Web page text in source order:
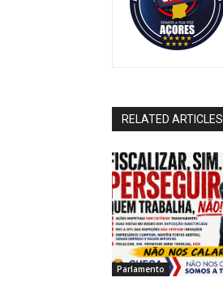
RELATED ARTICLES
Parlamento